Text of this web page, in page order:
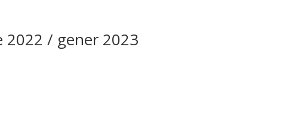
2022 / gener 2023